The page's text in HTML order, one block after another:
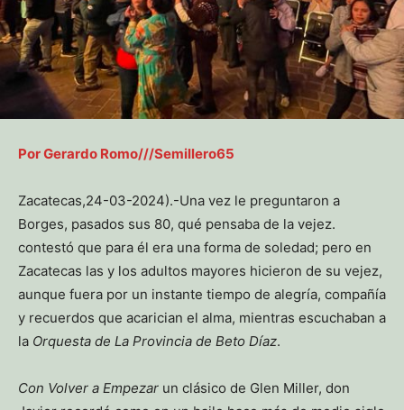
Por Gerardo Romo///Semillero65
Zacatecas,24-03-2024).-Una vez le preguntaron a
Borges, pasados sus 80, qué pensaba de la vejez.
contestó que para él era una forma de soledad; pero en
Zacatecas las y los adultos mayores hicieron de su vejez,
aunque fuera por un instante tiempo de alegría, compañía
y recuerdos que acarician el alma, mientras escuchaban a
la Orquesta de La Provincia de Beto Díaz.
Con Volver a Empezar un clásico de Glen Miller, don